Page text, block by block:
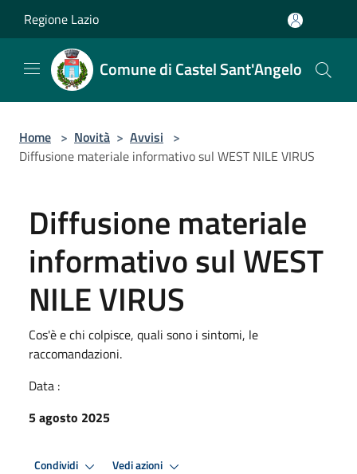
Regione Lazio
Comune di Castel Sant'Angelo
Home > Novità > Avvisi >
Diffusione materiale informativo sul WEST NILE VIRUS
Diffusione materiale
informativo sul WEST
NILE VIRUS
Cos'è e chi colpisce, quali sono i sintomi, le
raccomandazioni.
Data :
5 agosto 2025
Condividi Vedi azioni